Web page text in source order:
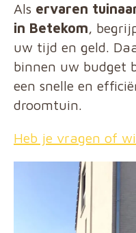
Als ervaren
in Betekom,
uw tijd en geld.
binnen uw budget
een snelle en
droomtuin.
Heb je vragen of